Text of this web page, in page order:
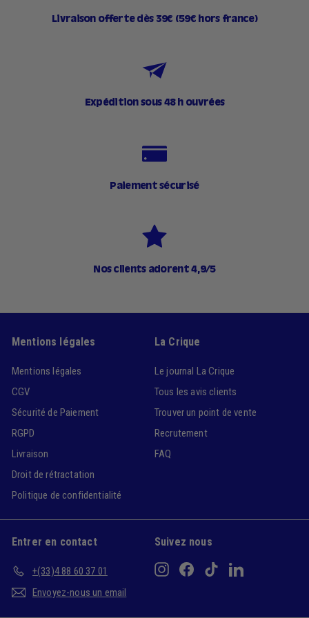
Livraison offerte dès 39€ (59€ hors france)
Expédition sous 48 h ouvrées
Paiement sécurisé
Nos clients adorent 4,9/5
Mentions légales
Mentions légales
CGV
Sécurité de Paiement
RGPD
Livraison
Droit de rétractation
Politique de confidentialité
La Crique
Le journal La Crique
Tous les avis clients
Trouver un point de vente
Recrutement
FAQ
Entrer en contact
+(33)4 88 60 37 01
Envoyez-nous un email
Suivez nous
InstagramFacebookTikTokLinkedIn